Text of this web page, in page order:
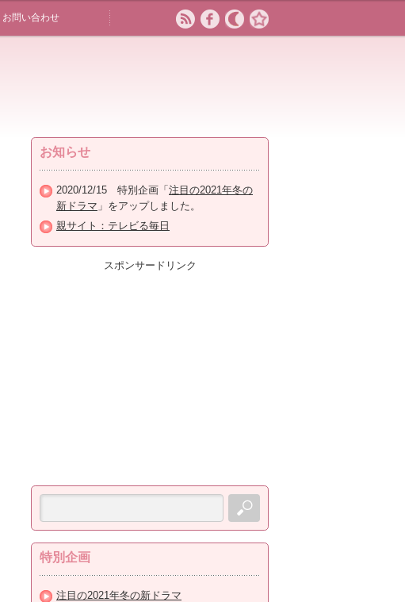
お問い合わせ
お知らせ
2020/12/15 特別企画「 注目の2021年冬の
新ドラマ 」をアップしました。
親サイト：テレビる毎日
スポンサードリンク
特別企画
注目の2021年冬の新ドラマ